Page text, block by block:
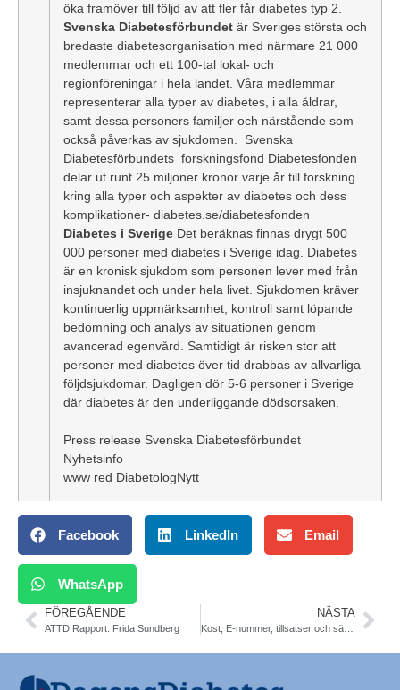
öka framöver till följd av att fler får diabetes typ 2.
Svenska Diabetesförbundet är Sveriges största och
bredaste diabetesorganisation med närmare 21 000
medlemmar och ett 100-tal lokal- och
regionföreningar i hela landet. Våra medlemmar
representerar alla typer av diabetes, i alla åldrar,
samt dessa personers familjer och närstående som
också påverkas av sjukdomen. Svenska
Diabetesförbundets forskningsfond Diabetesfonden
delar ut runt 25 miljoner kronor varje år till forskning
kring alla typer och aspekter av diabetes och dess
komplikationer- diabetes.se/diabetesfonden
Diabetes i Sverige Det beräknas finnas drygt 500
000 personer med diabetes i Sverige idag. Diabetes
är en kronisk sjukdom som personen lever med från
insjuknandet och under hela livet. Sjukdomen kräver
kontinuerlig uppmärksamhet, kontroll samt löpande
bedömning och analys av situationen genom
avancerad egenvård. Samtidigt är risken stor att
personer med diabetes över tid drabbas av allvarliga
följdsjukdomar. Dagligen dör 5-6 personer i Sverige
där diabetes är den underliggande dödsorsaken.
Press release Svenska Diabetesförbundet
Nyhetsinfo
www red DiabetologNytt
Facebook LinkedIn Email
WhatsApp
FÖREGÅENDE
ATTD Rapport. Frida Sundberg
NÄSTA
Kost, E-nummer, tillsatser och säkerhet